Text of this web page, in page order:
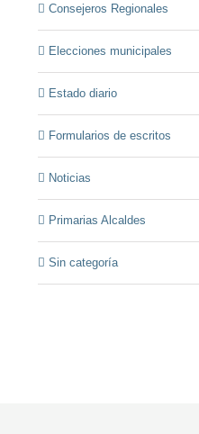
Consejeros Regionales
Elecciones municipales
Estado diario
Formularios de escritos
Noticias
Primarias Alcaldes
Sin categoría